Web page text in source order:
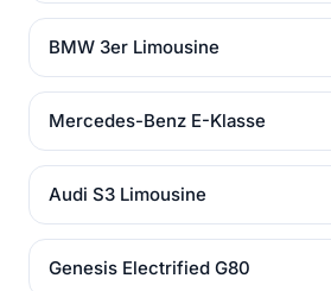
BMW 3er Limousine
Mercedes-Benz E-Klasse
Audi S3 Limousine
Genesis Electrified G80